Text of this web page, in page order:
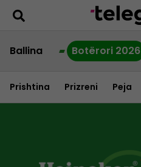
Ballina Botërori 2026
Prishtina Prizreni Peja